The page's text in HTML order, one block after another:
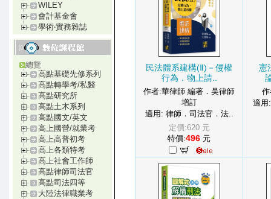
WILEY
會計基金會
學術‧實務雜誌
總覽
高點基礎先修系列
高點轉學考/私醫
高點研究所
高點土木系列
高點國文/英文
高上國營/就業考
高上高普初考
高上各類特考
高上社會工作師
高點律師司法官
高點司法四等
大陸法律職業考
民法體系建構(Ⅱ)－侵權
行為．物上請..
作者:華律師 編著．吴律師
增訂
適用: 律師．司法官．法..
定價:620 元
特價:496 元
憲
適用